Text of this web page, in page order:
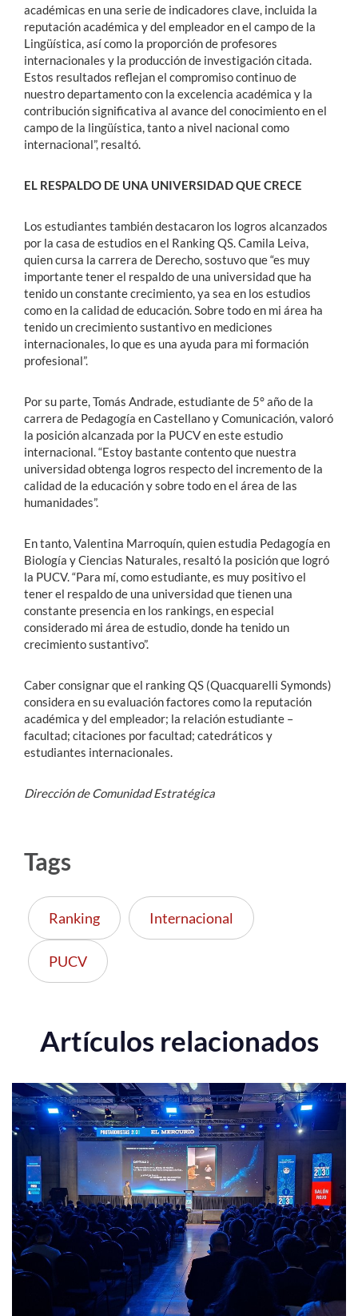
académicas en una serie de indicadores clave, incluida la
reputación académica y del empleador en el campo de la
Lingüística, así como la proporción de profesores
internacionales y la producción de investigación citada.
Estos resultados reflejan el compromiso continuo de
nuestro departamento con la excelencia académica y la
contribución significativa al avance del conocimiento en el
campo de la lingüística, tanto a nivel nacional como
internacional”, resaltó.
EL RESPALDO DE UNA UNIVERSIDAD QUE CRECE
Los estudiantes también destacaron los logros alcanzados
por la casa de estudios en el Ranking QS. Camila Leiva,
quien cursa la carrera de Derecho, sostuvo que “es muy
importante tener el respaldo de una universidad que ha
tenido un constante crecimiento, ya sea en los estudios
como en la calidad de educación. Sobre todo en mi área ha
tenido un crecimiento sustantivo en mediciones
internacionales, lo que es una ayuda para mi formación
profesional”.
Por su parte, Tomás Andrade, estudiante de 5° año de la
carrera de Pedagogía en Castellano y Comunicación, valoró
la posición alcanzada por la PUCV en este estudio
internacional. “Estoy bastante contento que nuestra
universidad obtenga logros respecto del incremento de la
calidad de la educación y sobre todo en el área de las
humanidades”.
En tanto, Valentina Marroquín, quien estudia Pedagogía en
Biología y Ciencias Naturales, resaltó la posición que logró
la PUCV. “Para mí, como estudiante, es muy positivo el
tener el respaldo de una universidad que tienen una
constante presencia en los rankings, en especial
considerado mi área de estudio, donde ha tenido un
crecimiento sustantivo”.
Caber consignar que el ranking QS (Quacquarelli Symonds)
considera en su evaluación factores como la reputación
académica y del empleador; la relación estudiante –
facultad; citaciones por facultad; catedráticos y
estudiantes internacionales.
Dirección de Comunidad Estratégica
Tags
Ranking Internacional
PUCV
Artículos relacionados